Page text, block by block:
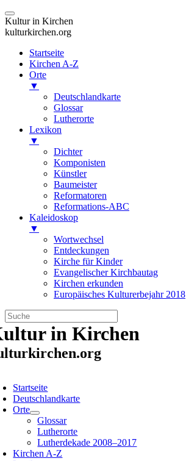
Kultur in Kirchen
kulturkirchen.org
Startseite
Kirchen A-Z
Orte
▼
Deutschlandkarte
Glossar
Lutherorte
Lexikon
▼
Dichter
Komponisten
Künstler
Baumeister
Reformatoren
Reformations-ABC
Kaleidoskop
▼
Wortwechsel
Entdeckungen
Kirche für Kinder
Evangelischer Kirchbautag
Kirchen erkunden
Europäisches Kulturerbejahr 2018
Zum
Inhalt
springen
in Kirchen
Startseite
Deutschlandkarte
Orte
Glossar
Lutherorte
Lutherdekade 2008–2017
Kirchen A-Z